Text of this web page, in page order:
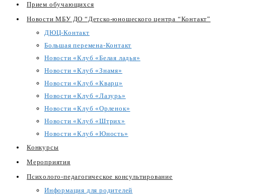
Прием обучающихся
Новости МБУ ДО “Детско-юношеского центра “Контакт”
ДЮЦ-Контакт
Большая перемена-Контакт
Новости «Клуб «Белая ладья»
Новости «Клуб «Знамя»
Новости «Клуб «Кварц»
Новости «Клуб «Лазурь»
Новости «Клуб «Орленок»
Новости «Клуб «Штрих»
Новости «Клуб «Юность»
Конкурсы
Мероприятия
Психолого-педагогическое консультирование
Информация для родителей